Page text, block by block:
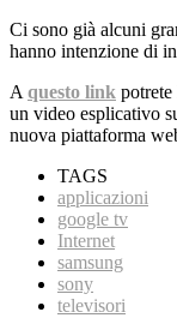
Ci sono già alcuni
hanno intenzione di
A questo link
un video esplicativo
nuova piattaforma
TAGS
applicazioni
google tv
Internet
samsung
sony
televisori